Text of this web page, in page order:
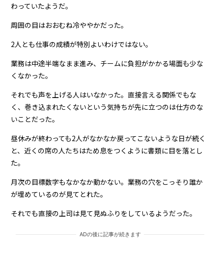
わっていたようだ。
周囲の目はおおむね冷ややかだった。
2人とも仕事の成績が特別よいわけではない。
業務は中途半端なまま進み、チームに負担がかかる場面も少な
くなかった。
それでも声を上げる人はいなかった。直接言える関係でもな
く、巻き込まれたくないという気持ちが先に立つのは仕方のな
いことだった。
昼休みが終わっても2人がなかなか戻ってこないような日が続く
と、近くの席の人たちはため息をつくように書類に目を落とし
た。
月次の目標数字もなかなか動かない。業務の穴をこっそり誰か
が埋めているのが見てとれた。
それでも直接の上司は見て見ぬふりをしているようだった。
ADの後に記事が続きます